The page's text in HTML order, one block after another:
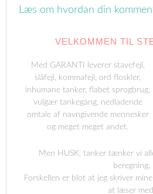
Læs om hvordan din
VELKOMMEN TIL
Med GARANTI leverer stavefejl,
slåfejl, kommafejl, ord floskler,
inhumane tanker, flabet sprogbrug,
vulgær tankegang, nedladende
omtale af navngivende mennesker
og meget meget andet.
Men HUSK, tanker tænker vi
beregning.
Forskellen er blot at jeg skriver
at læser